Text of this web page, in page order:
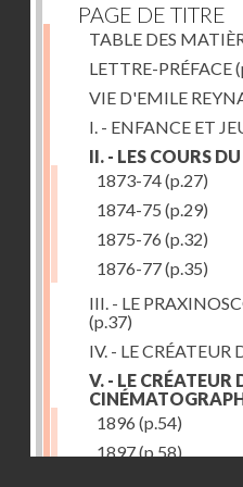
PAGE DE TITRE
TABLE DES
LETTRE-PRÉFACE
VIE D'EMILE
I. - ENFANCE ET
II. - LES COURS
1873-74(p.27)
1874-75 (p.29)
1875-76 (p.32)
1876-77(p.35)
III. - LE
(p.37)
IV. - LE
V. - LE
1896 (p.54)
1897(p.58)